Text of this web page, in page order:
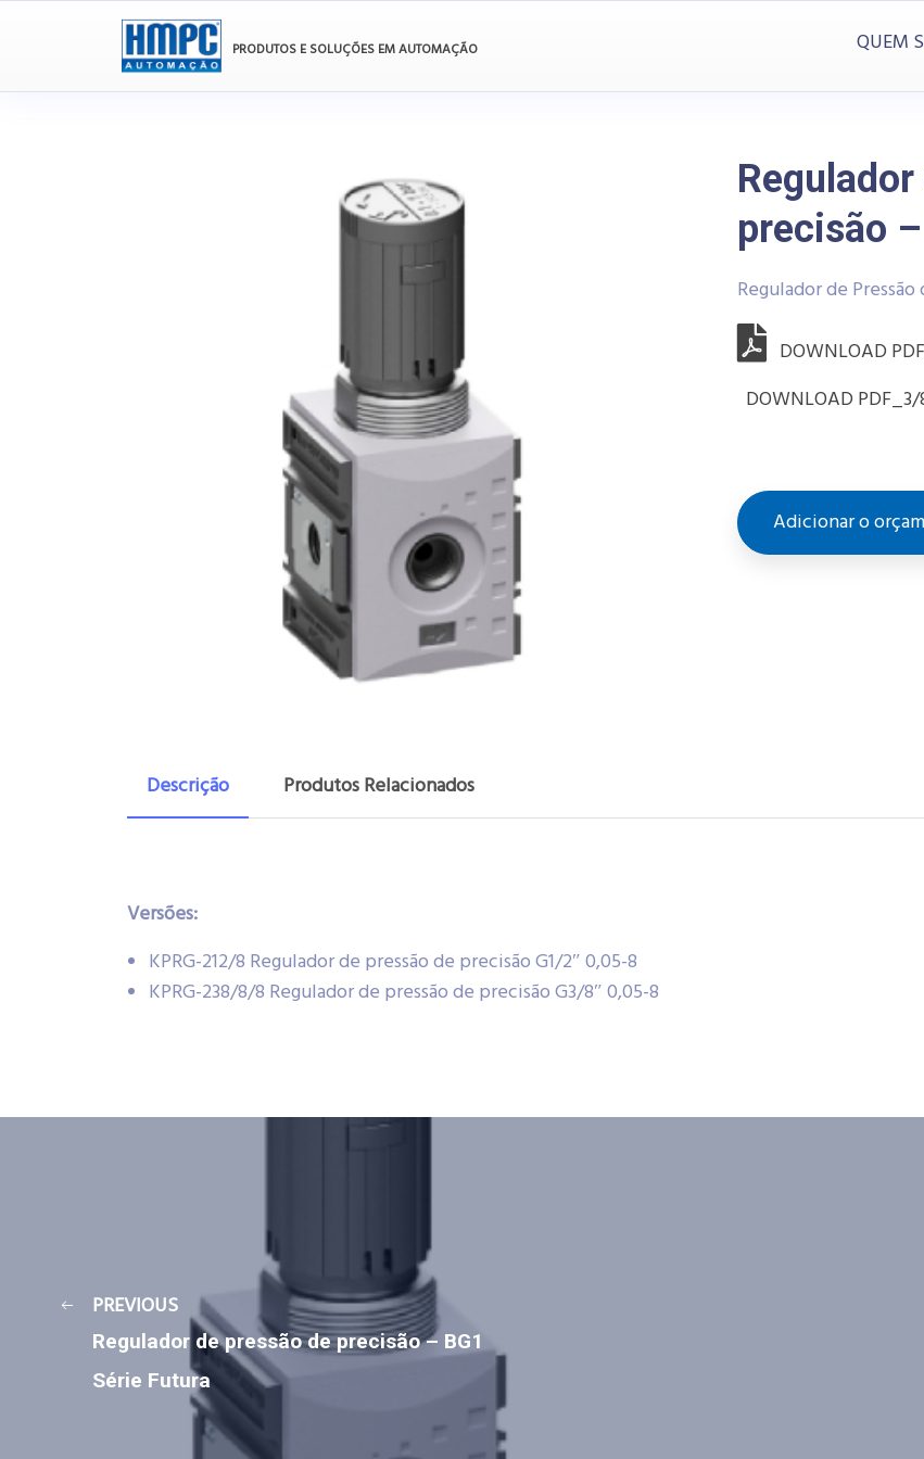
PRODUTOS E SOLUÇÕES EM AUTOMAÇÃO QUEM
precisão
Regulador de Pressão
DOWNLOAD
DOWNLOAD PDF_3/
Adicionar o
Descrição Produtos Relacionados
Versões:
KPRG-212/8 Regulador de pressão de precisão G1/2″ 0,05-8
KPRG-238/8/8 Regulador de pressão de precisão G3/8″ 0,05-8
PREVIOUS
Regulador de pressão de precisão – BG1
Série Futura